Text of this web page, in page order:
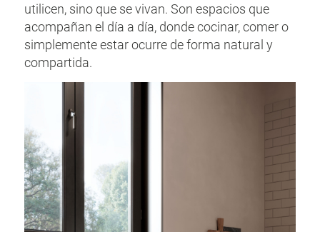
utilicen, sino que se vivan. Son espacios que
acompañan el día a día, donde cocinar, comer o
simplemente estar ocurre de forma natural y
compartida.